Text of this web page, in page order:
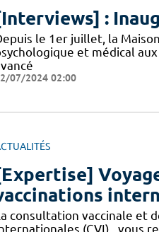
:
le 1er juillet, la
et médical
07/2024 02:00
consultation vaccinale et
(CVI) , vous